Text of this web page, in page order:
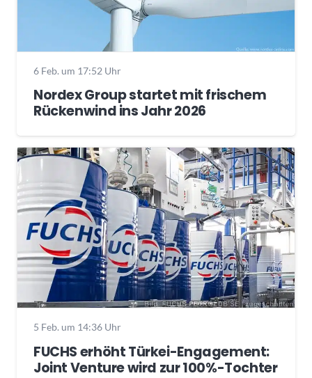
6 Feb. um 17:52 Uhr
Nordex Group startet mit frischem
Rückenwind ins Jahr 2026
5 Feb. um 14:36 Uhr
FUCHS erhöht Türkei-Engagement:
Joint Venture wird zur 100%-Tochter